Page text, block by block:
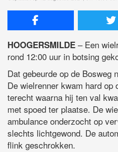
HOOGERSMILDE – Een
rond 12:00 uur in botsing
Dat gebeurde op de Bosweg
De wielrenner kwam hard
terecht waarna hij ten val
met spoed ter plaatse. De
ambulance onderzocht op
slechts lichtgewond. De
flink geschrokken.